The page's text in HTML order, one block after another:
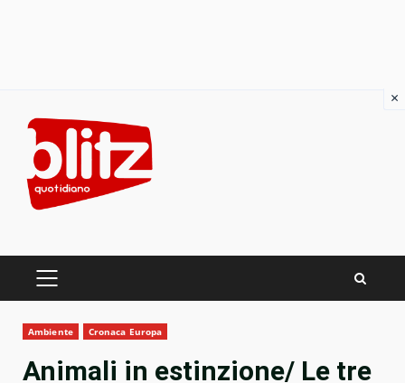
content
PRIMARY
Ambiente Cronaca Europa
Animali in estinzione/ Le tre
×